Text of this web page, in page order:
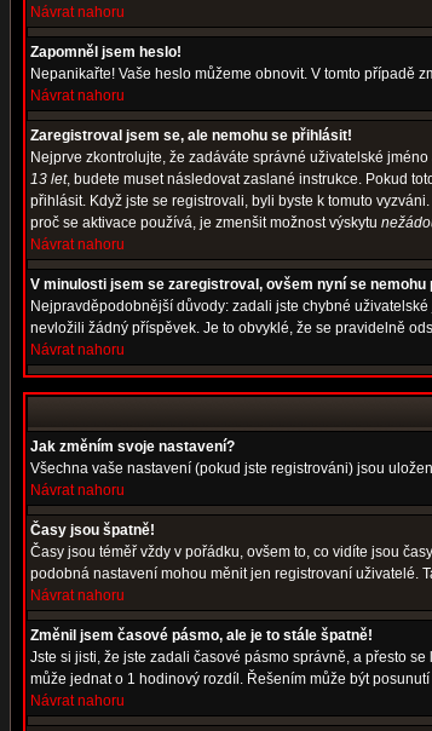
Návrat nahoru
Zapomněl jsem heslo!
Nepanikařte! Vaše heslo můžeme obnovit. V tomto případě
Návrat nahoru
Zaregistroval jsem se, ale nemohu se přihlásit!
Nejprve zkontrolujte, že zadáváte správné uživatelské
13 let, budete muset následovat zaslané instrukce. Pokud
přihlásit. Když jste se registrovali, byli byste k tomuto
proč se aktivace používá, je zmenšit možnost výskytu
Návrat nahoru
V minulosti jsem se zaregistroval, ovšem nyní se nemohu
Nejpravděpodobnější důvody: zadali jste chybné
nevložili žádný příspěvek. Je to obvyklé, že se pravidelně
Návrat nahoru
Jak změním svoje nastavení?
Všechna vaše nastavení (pokud jste registrováni) jsou
Návrat nahoru
Časy jsou špatně!
Časy jsou téměř vždy v pořádku, ovšem to, co vidíte jsou
podobná nastavení mohou měnit jen registrovaní uživatelé.
Návrat nahoru
Změnil jsem časové pásmo, ale je to stále špatně!
Jste si jisti, že jste zadali časové pásmo správně, a přesto
může jednat o 1 hodinový rozdíl. Řešením může být
Návrat nahoru